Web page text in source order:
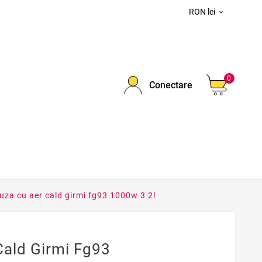
RON lei 
Conectare
0
cu aer cald girmi fg93 1000w 3 2l
Girmi Fg93